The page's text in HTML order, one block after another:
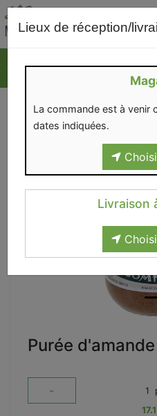
Lieux de réception/
La commande est à venir
dates indiquées.
Livraison
Purée
- 1